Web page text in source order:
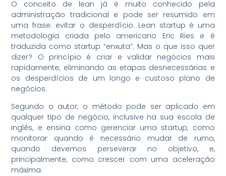
O conceito de lean já é muito conhecido pela
administração tradicional e pode ser resumido em
uma frase: evitar o desperdício. Lean startup é uma
metodologia criada pelo americano Eric Ries e é
traduzida como startup “enxuta”. Mas o que isso quer
dizer? O princípio é criar e validar negócios mais
rapidamente, eliminando as etapas desnecessárias e
os desperdícios de um longo e custoso plano de
negócios.
Segundo o autor, o método pode ser aplicado em
qualquer tipo de negócio, inclusive na sua escola de
inglês, e ensina como gerenciar uma startup, como
monitorar quando é necessário mudar de rumo,
quando devemos perseverar no objetivo, e,
principalmente, como crescer com uma aceleração
máxima.